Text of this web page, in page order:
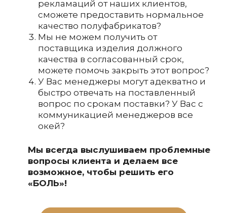
рекламаций от наших клиентов,
сможете предоставить нормальное
качество полуфабрикатов?
Мы не можем получить от
поставщика изделия должного
качества в согласованный срок,
можете помочь закрыть этот вопрос?
У Вас менеджеры могут адекватно и
быстро отвечать на поставленный
вопрос по срокам поставки? У Вас с
коммуникацией менеджеров все
окей?
Мы всегда выслушиваем проблемные
вопросы клиента и делаем все
возможное, чтобы решить его
«БОЛЬ»!